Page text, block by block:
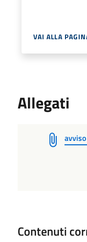
VAI ALLA
Allegati
Contenuti